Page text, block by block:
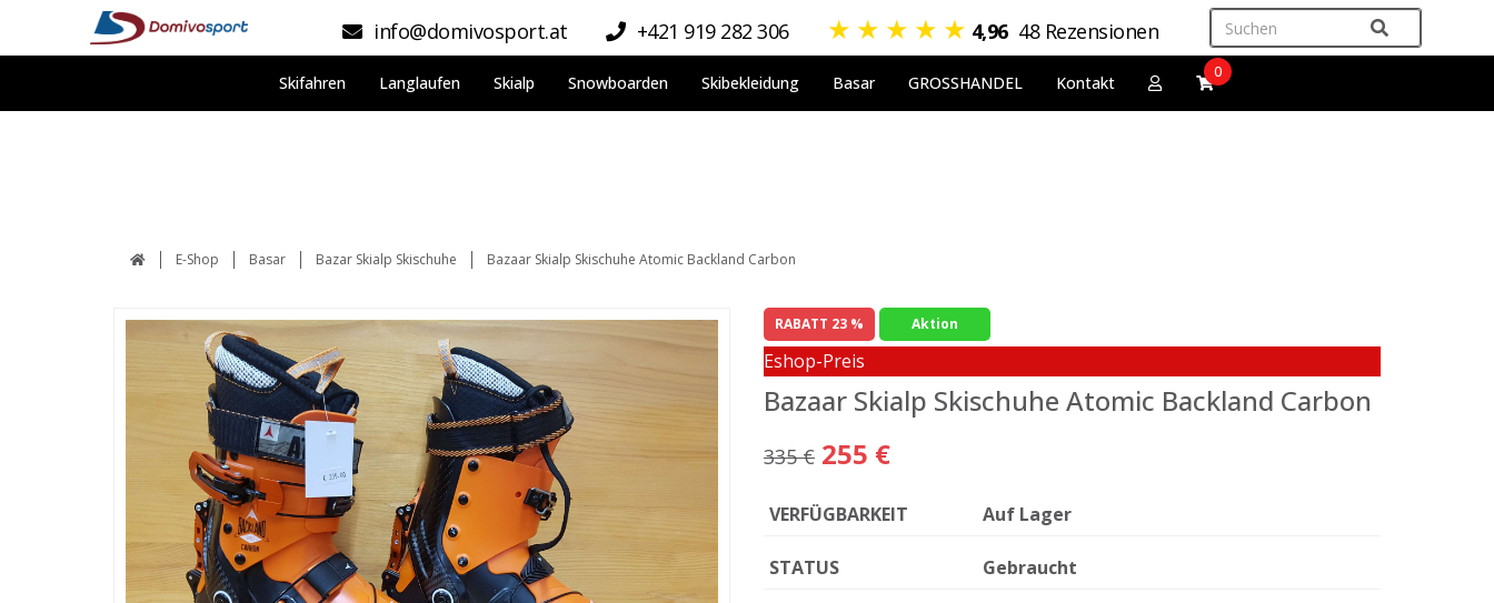
info@domivosport.at +421 919 282 306 ★ ★ ★ ★ ★ 4,96 48 Rezensionen
Skifahren Langlaufen Skialp Snowboarden Skibekleidung Basar GROSSHANDEL Kontakt
0
E-Shop Basar Bazar Skialp Skischuhe Bazaar Skialp Skischuhe Atomic Backland Carbon
RABATT 23 % Aktion
Eshop-Preis
Bazaar Skialp Skischuhe Atomic Backland Carbon
335 € 255 €
VERFÜGBARKEIT Auf Lager
STATUS Gebraucht